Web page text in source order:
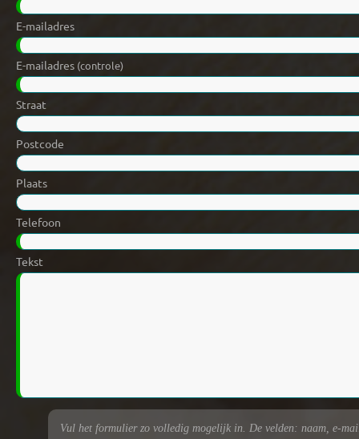
E-mailadres
E-mailadres (controle)
Straat
Postcode
Plaats
Telefoon
Tekst
Vul het formulier zo volledig mogelijk in. De velden: naam, e-